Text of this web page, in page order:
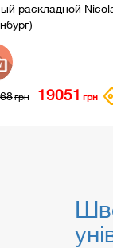
раскладной
грн 19051 грн